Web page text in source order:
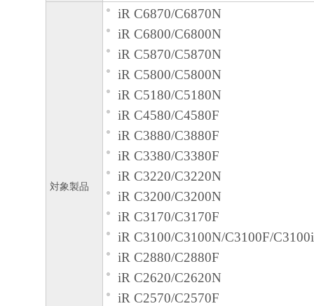
お客様は、また「指定機器」にネ
て接続されたコンピュータ上で、
タの使用者に対して「本ソフトウ
ることができますが、かかるコン
に本契約書上の義務および条件を
に、その履行に関し全責任を負う
す。
お客様は、上記(1)に基づいて「本
使用するためのバックアップとし
ェア」を１部、複製することがで
上記(1)および(2)に定める場合を除
たはキヤノンのライセンサーのい
も、明示たると黙示たるとを問わ
ってお客様に譲渡あるいは許諾さ
ません。
対象製品
iR C6870/C6870N
iR C6800/C6800N
iR C5870/C5870N
iR C5800/C5800N
iR C5180/C5180N
iR C4580/C4580F
iR C3880/C3880F
iR C3380/C3380F
iR C3220/C3220N
iR C3200/C3200N
iR C3170/C3170F
iR C3100/C3100N/C3100F/C3100i
iR C2880/C2880F
iR C2620/C2620N
iR C2570/C2570F